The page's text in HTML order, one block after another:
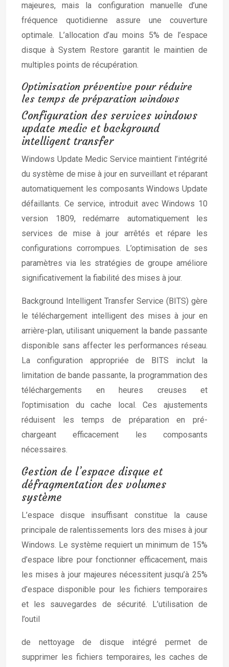
majeures, mais la configuration manuelle d’une
fréquence quotidienne assure une couverture
optimale. L’allocation d’au moins 5% de l’espace
disque à System Restore garantit le maintien de
multiples points de récupération.
Optimisation préventive pour réduire
les temps de préparation windows
Configuration des services windows
update medic et background
intelligent transfer
Windows Update Medic Service maintient l’intégrité
du système de mise à jour en surveillant et réparant
automatiquement les composants Windows Update
défaillants. Ce service, introduit avec Windows 10
version 1809, redémarre automatiquement les
services de mise à jour arrêtés et répare les
configurations corrompues. L’optimisation de ses
paramètres via les stratégies de groupe améliore
significativement la fiabilité des mises à jour.
Background Intelligent Transfer Service (BITS) gère
le téléchargement intelligent des mises à jour en
arrière-plan, utilisant uniquement la bande passante
disponible sans affecter les performances réseau.
La configuration appropriée de BITS inclut la
limitation de bande passante, la programmation des
téléchargements en heures creuses et
l’optimisation du cache local. Ces ajustements
réduisent les temps de préparation en pré-
chargeant efficacement les composants
nécessaires.
Gestion de l’espace disque et
défragmentation des volumes
système
L’espace disque insuffisant constitue la cause
principale de ralentissements lors des mises à jour
Windows. Le système requiert un minimum de 15%
d’espace libre pour fonctionner efficacement, mais
les mises à jour majeures nécessitent jusqu’à 25%
d’espace disponible pour les fichiers temporaires
et les sauvegardes de sécurité. L’utilisation de
l’outil
de nettoyage de disque intégré permet de
supprimer les fichiers temporaires, les caches de